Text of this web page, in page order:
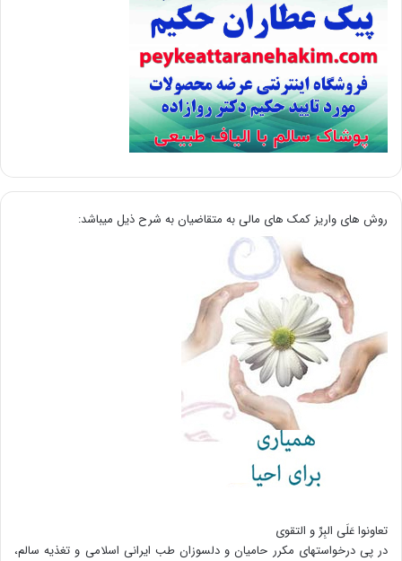
روش های واریز کمک های مالی به متقاضیان به شرح ذیل میباشد:
تعاونوا عَلَی البِرِّ و التقوی
در پی درخواستهای مکرر حامیان و دلسوزان طب ایرانی اسلامی و تغذیه سالم،